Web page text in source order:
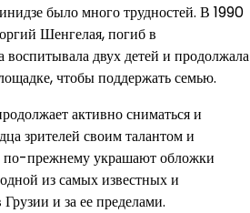
было много трудностей. В 1990
Шенгелая, погиб в
воспитывала двух детей и продолжала
чтобы поддержать семью.
активно сниматься и
зрителей своим талантом и
по-прежнему украшают обложки
из самых известных и
и за ее пределами.